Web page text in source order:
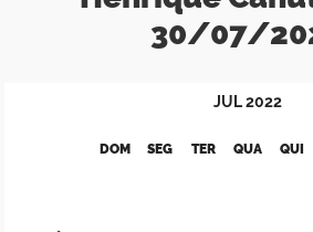
30/07/
JUL2022
DOM SEG TER QUA QUI